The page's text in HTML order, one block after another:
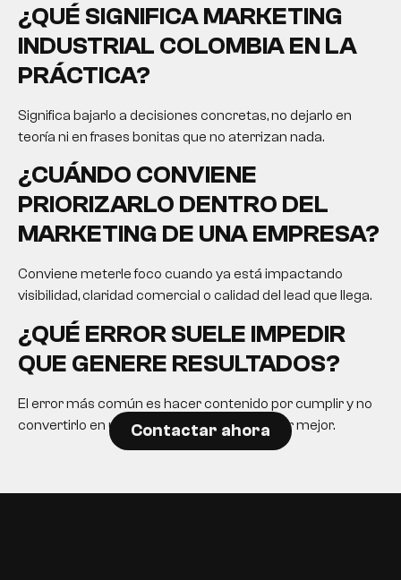
¿QUÉ SIGNIFICAMARKETING
INDUSTRIAL COLOMBIAEN LA
PRÁCTICA?
Significa bajarlo a decisiones concretas, no dejarlo en
teoría ni en frases bonitas que no aterrizan nada.
¿CUÁNDO CONVIENE
PRIORIZARLO DENTRO DEL
MARKETING DE UNA EMPRESA?
Conviene meterle foco cuando ya está impactando
visibilidad, claridad comercial o calidad del lead que llega.
¿QUÉ ERROR SUELE IMPEDIR
QUE GENERE RESULTADOS?
El error más común es hacer contenido por cumplir y no
convertirlo en una herramienta para decidir mejor.
Contactar ahora